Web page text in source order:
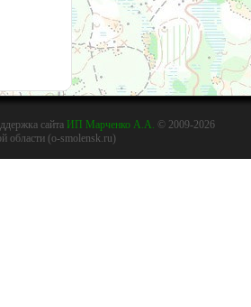
сайта ИП Марченко А.А. © 2009-2026
области (o-smolensk.ru)